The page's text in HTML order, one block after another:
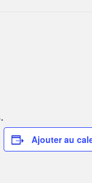
Ajouter au